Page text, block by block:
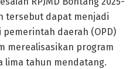
tersebut dapat menjadi
daerah (OPD)
merealisasikan program
lima tahun mendatang.